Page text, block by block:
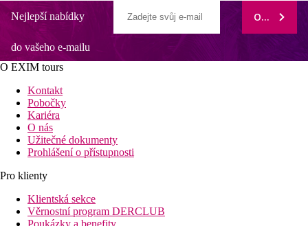
Nejlepší nabídky
do vašeho e-mailu
ODEBÍRAT
O EXIM tours
Kontakt
Pobočky
Kariéra
O nás
Užitečné dokumenty
Prohlášení o přístupnosti
Pro klienty
Klientská sekce
Věrnostní program DERCLUB
Poukázky a benefity